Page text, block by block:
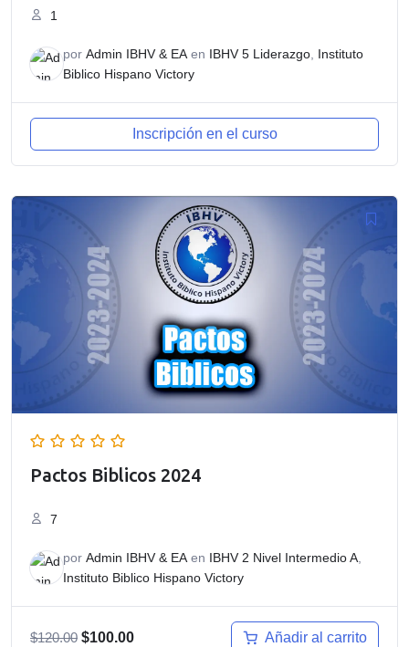
1
por Admin IBHV & EAen IBHV 5 Liderazgo, Instituto
Biblico Hispano Victory
Inscripción en el curso
Pactos Biblicos 2024
7
por Admin IBHV & EA en IBHV 2 Nivel Intermedio A
Instituto Biblico Hispano Victory
$120.00 El
$100.00El
Añadir al carrito